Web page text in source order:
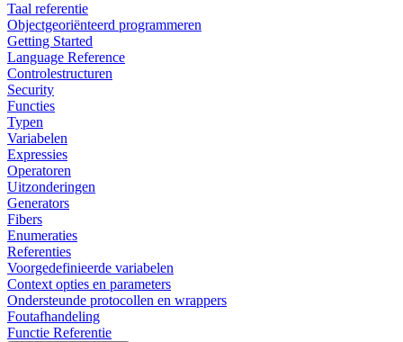
Taal referentie
Objectgeoriënteerd programmeren
Getting Started
Language Reference
Controlestructuren
Security
Functies
Typen
Variabelen
Expressies
Operatoren
Uitzonderingen
Generators
Fibers
Enumeraties
Referenties
Voorgedefinieerde variabelen
Context opties en parameters
Ondersteunde protocollen en wrappers
Foutafhandeling
Functie Referentie